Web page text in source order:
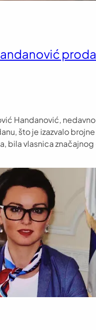
Handanović,
što je izazvalo
bila vlasnica